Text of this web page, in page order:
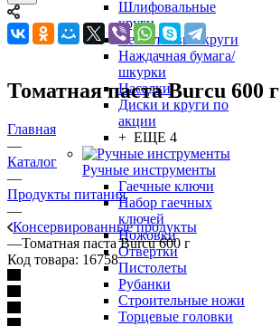
Шлифовальные
круги
Лепестковые круги
Наждачная бумага/
шкурки
Насадки
Диски и круги по
акции
+ ЕЩЕ 4
Ручные инструменты
Гаечные ключи
Набор гаечных
ключей
Ножовки
Отвертки
Пистолеты
Рубанки
Строительные ножи
Торцевые головки
Томатная паста Burcu 600 г
Главная
—
Каталог
—
Продукты питания
—
Консервированные продукты
—Томатная паста Burcu 600 г
Код товара: 16758